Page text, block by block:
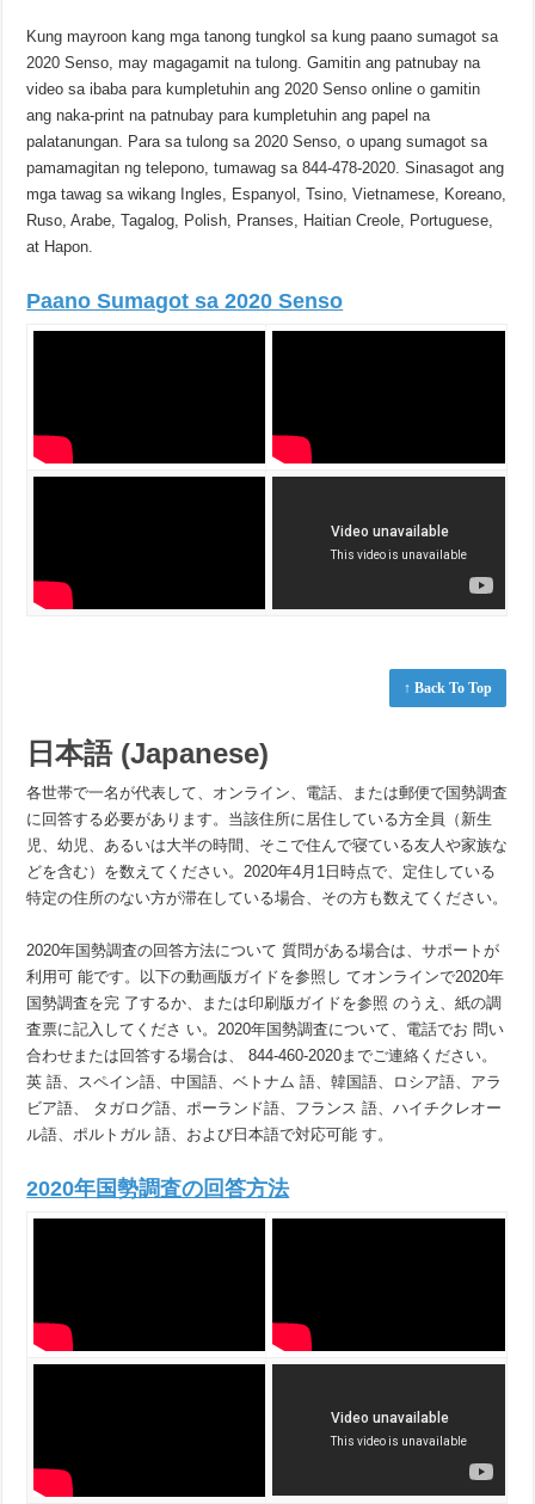
Kung mayroon kang mga tanong tungkol sa kung paano sumagot sa
2020 Senso, may magagamit na tulong. Gamitin ang patnubay na
video sa ibaba para kumpletuhin ang 2020 Senso online o gamitin
ang naka-print na patnubay para kumpletuhin ang papel na
palatanungan. Para sa tulong sa 2020 Senso, o upang sumagot sa
pamamagitan ng telepono, tumawag sa 844-478-2020. Sinasagot ang
mga tawag sa wikang Ingles, Espanyol, Tsino, Vietnamese, Koreano,
Ruso, Arabe, Tagalog, Polish, Pranses, Haitian Creole, Portuguese,
at Hapon.
Paano Sumagot sa 2020 Senso
↑ Back To Top
日本語 (Japanese)
各世帯で一名が代表して、オンライン、電話、または郵便で国勢調査
に回答する必要があります。当該住所に居住している方全員（新生
児、幼児、あるいは大半の時間、そこで住んで寝ている友人や家族な
どを含む）を数えてください。2020年4月1日時点で、定住している
特定の住所のない方が滞在している場合、その方も数えてください。
2020年国勢調査の回答方法について 質問がある場合は、サポートが
利用可 能です。以下の動画版ガイドを参照し てオンラインで2020年
国勢調査を完 了するか、または印刷版ガイドを参照 のうえ、紙の調
査票に記入してくださ い。2020年国勢調査について、電話でお 問い
合わせまたは回答する場合は、 844-460-2020までご連絡ください。
英 語、スペイン語、中国語、ベトナム 語、韓国語、ロシア語、アラ
ビア語、 タガログ語、ポーランド語、フランス 語、ハイチクレオー
ル語、ポルトガル 語、および日本語で対応可能 す。
2020年国勢調査の回答方法